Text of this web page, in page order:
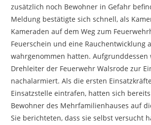
zusätzlich noch Bewohner in Gefahr
Meldung bestätigte sich schnell, als
Kameraden auf dem Weg zum
Feuerschein und eine Rauchentwicklung
wahrgenommen hatten. Aufgrunddessen
Drehleiter der Feuerwehr Walsrode zur
nachalarmiert. Als die ersten
Einsatzstelle eintrafen, hatten sich
Bewohner des Mehrfamilienhauses auf
Sie berichteten, dass sie selbst versucht